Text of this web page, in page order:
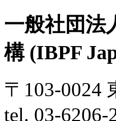
一般社団法
構 (IBPF
〒103-0024
tel. 03-6206-